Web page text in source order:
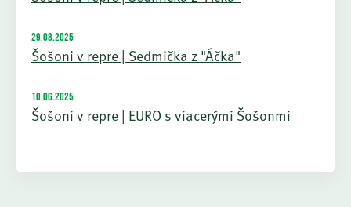
29.08.2025
Šošoni v repre | Sedmička z "Áčka"
10.06.2025
Šošoni v repre | EURO s viacerými Šošonmi